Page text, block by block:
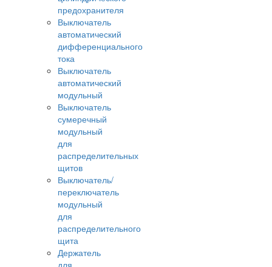
предохранителя
Выключатель
автоматический
дифференциального
тока
Выключатель
автоматический
модульный
Выключатель
сумеречный
модульный
для
распределительных
щитов
Выключатель/
переключатель
модульный
для
распределительного
щита
Держатель